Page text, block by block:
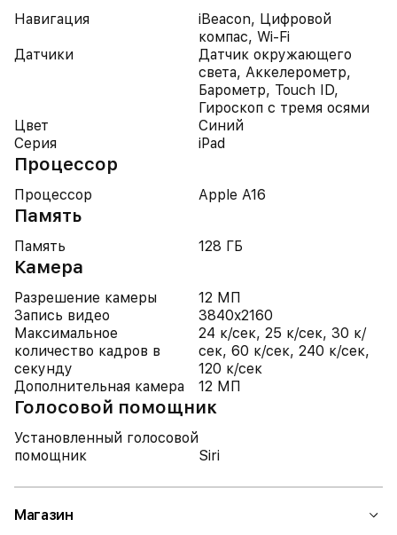
Навигация
iBeacon, Цифровой
компас, Wi-Fi
Датчики
Датчик окружающего
света, Аккелерометр,
Барометр, Touch ID,
Гироскоп с тремя осями
Цвет
Синий
Серия
iPad
Процессор
Процессор Apple A16
Память
Память 128 ГБ
Камера
Разрешение камеры
12 МП
Запись видео
3840x2160
Максимальное
количество кадров в
секунду
24 к/сек, 25 к/сек, 30 к/
сек, 60 к/сек, 240 к/сек,
120 к/сек
Дополнительная камера
12 МП
Голосовой помощник
Установленный голосовой
помощник
Siri
Магазин